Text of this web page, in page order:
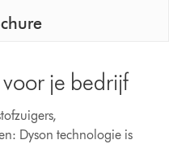
je bedrijf
Dyson technologie is